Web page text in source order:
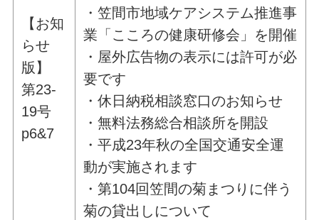
【お知
らせ
版】
第23-
19号
p6&7
・笠間市地域ケアシステム推進事
業「こころの健康研修会」を開催
・屋外広告物の表示には許可が必
要です
・休日納税相談窓口のお知らせ
・無料法務総合相談所を開設
・平成23年秋の全国交通安全運
動が実施されます
・第104回笠間の菊まつりに伴う
菊の貸出しについて